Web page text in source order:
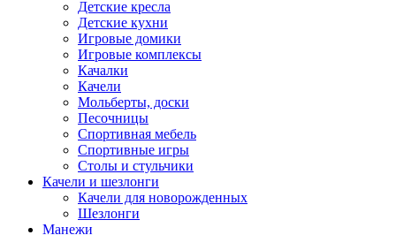
Детские кресла
Детские кухни
Игровые домики
Игровые комплексы
Качалки
Качели
Мольберты, доски
Песочницы
Спортивная мебель
Спортивные игры
Столы и стульчики
Качели и шезлонги
Качели для новорожденных
Шезлонги
Манежи